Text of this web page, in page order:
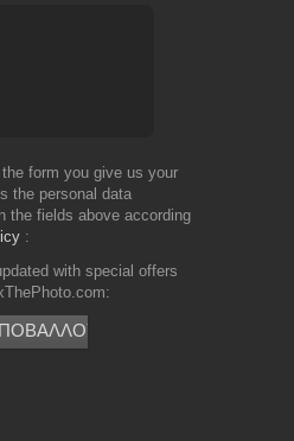
form you give us your
the personal data
the fields above according
with special offers